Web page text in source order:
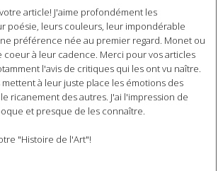
article! J'aime profondément les
poésie, leurs couleurs, leur impondérable
préférence née au premier regard. Monet ou
coeur à leur cadence. Merci pour vos articles
l'avis de critiques qui les ont vu naître.
à leur juste place les émotions des
ricanement des autres. J'ai l'impression de
et presque de les connaître.
"Histoire de l'Art"!